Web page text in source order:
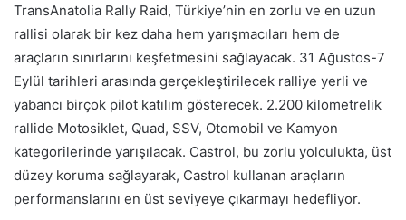
TransAnatolia Rally Raid, Türkiye’nin en zorlu ve en uzun
rallisi olarak bir kez daha hem yarışmacıları hem de
araçların sınırlarını keşfetmesini sağlayacak. 31 Ağustos-7
Eylül tarihleri arasında gerçekleştirilecek ralliye yerli ve
yabancı birçok pilot katılım gösterecek. 2.200 kilometrelik
rallide Motosiklet, Quad, SSV, Otomobil ve Kamyon
kategorilerinde yarışılacak. Castrol, bu zorlu yolculukta, üst
düzey koruma sağlayarak, Castrol kullanan araçların
performanslarını en üst seviyeye çıkarmayı hedefliyor.